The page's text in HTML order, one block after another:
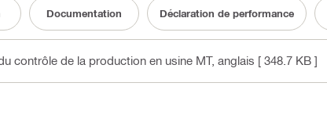
Documentation Déclaration de performance
contrôle de la production en usine MT, anglais [ 348.7 KB ]